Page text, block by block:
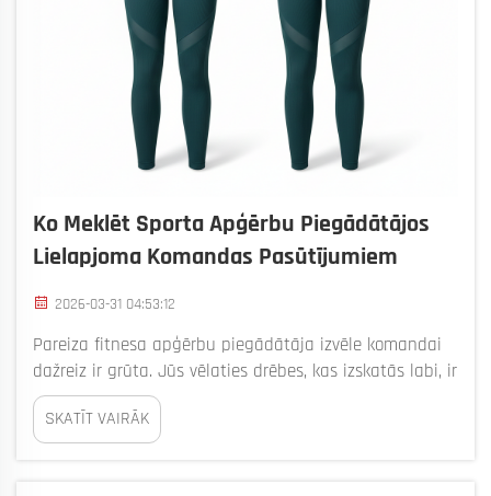
Ko Meklēt Sporta Apģērbu Piegādātājos
Lielapjoma Komandas Pasūtījumiem
2026-03-31 04:53:12
Pareiza fitnesa apģērbu piegādātāja izvēle komandai
dažreiz ir grūta. Jūs vēlaties drēbes, kas izskatās labi, ir
ērtas un ilgst ilgu laiku. Īpaši lielapjoma pasūtījumiem
jums jānodrošina, ka piegādātājs saprot komandas
vajadzības. Bizarre ir šeit, lai palīdzētu atrast labākos
SKATĪT VAIRĀK